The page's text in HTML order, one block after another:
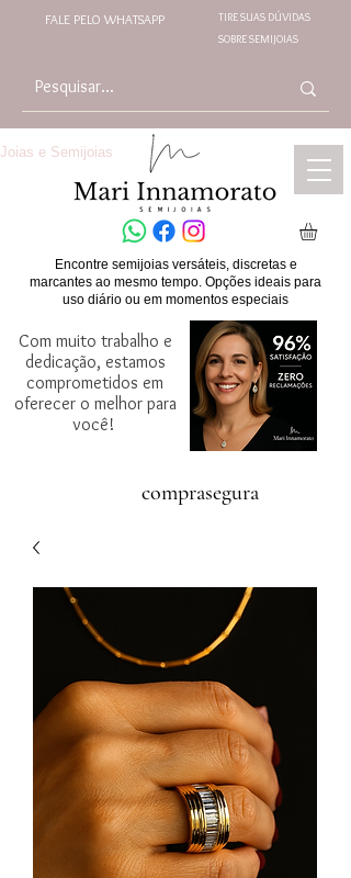
FALE PELO WHATSAPP
TIRE SUAS DÚVIDAS
SOBRE SEMIJOIAS
Joias e Semijoias
Encontre semijoias versáteis, discretas e
marcantes ao mesmo tempo. Opções ideais para
uso diário ou em momentos especiais
Com muito trabalho e
dedicação, estamos
comprometidos em
oferecer o melhor para
você!
comprasegura